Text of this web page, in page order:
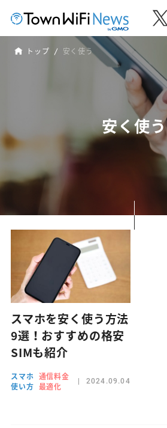
トップ 安く使う
安く使う
スマホを安く使う方法
9選！おすすめの格安
SIMも紹介
スマホ
使い方
通信料金
最適化
2024.09.04